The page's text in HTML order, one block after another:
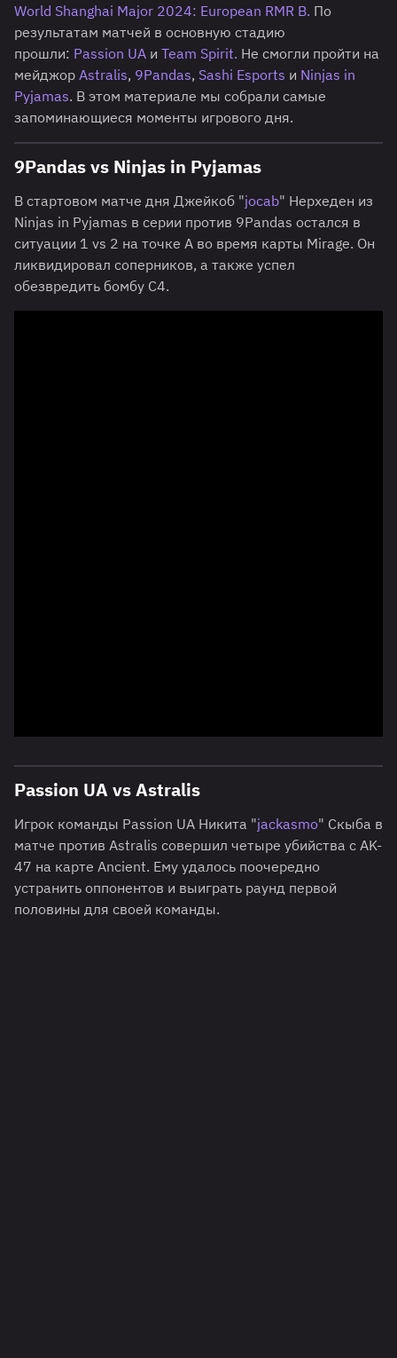
World Shanghai Major 2024: European RMR B. По
результатам матчей в основную стадию
прошли: Passion UA и Team Spirit. Не смогли пройти на
мейджор Astralis, 9Pandas, Sashi Esports и Ninjas in
Pyjamas. В этом материале мы собрали самые
запоминающиеся моменты игрового дня.
9Pandas vs Ninjas in Pyjamas
В стартовом матче дня Джейкоб "jocab" Нерхеден из
Ninjas in Pyjamas в серии против 9Pandas остался в
ситуации 1 vs 2 на точке A во время карты Mirage. Он
ликвидировал соперников, а также успел
обезвредить бомбу C4.
Passion UA vs Astralis
Игрок команды Passion UA Никита "jackasmo" Скыба в
матче против Astralis совершил четыре убийства с AK-
47 на карте Ancient. Ему удалось поочередно
устранить оппонентов и выиграть раунд первой
половины для своей команды.